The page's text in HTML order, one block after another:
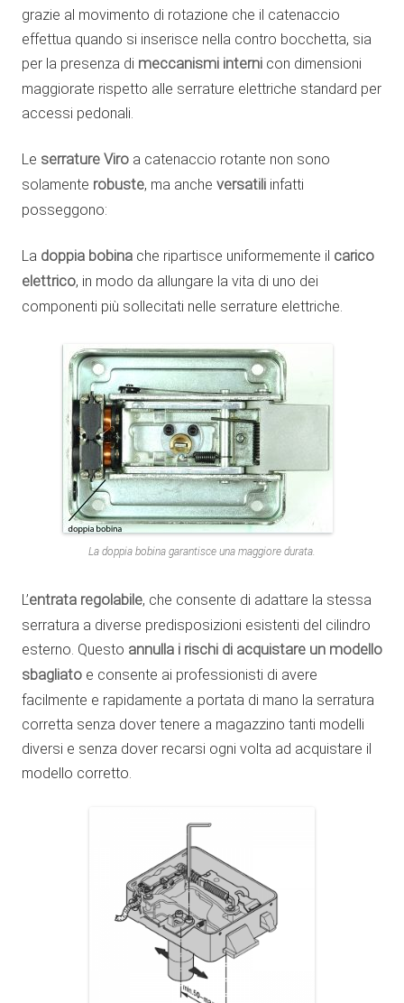
grazie al movimento di rotazione che il catenaccio
effettua quando si inserisce nella contro bocchetta, sia
per la presenza di meccanismi interni con dimensioni
maggiorate rispetto alle serrature elettriche standard per
accessi pedonali.
Le serrature Viro a catenaccio rotante non sono
solamente robuste, ma anche versatili infatti
posseggono:
La doppia bobina che ripartisce uniformemente il carico
elettrico, in modo da allungare la vita di uno dei
componenti più sollecitati nelle serrature elettriche.
La doppia bobina garantisce una maggiore durata.
L’entrata regolabile, che consente di adattare la stessa
serratura a diverse predisposizioni esistenti del cilindro
esterno. Questo annulla i rischi di acquistare un modello
sbagliato e consente ai professionisti di avere
facilmente e rapidamente a portata di mano la serratura
corretta senza dover tenere a magazzino tanti modelli
diversi e senza dover recarsi ogni volta ad acquistare il
modello corretto.